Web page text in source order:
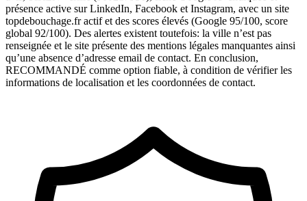
présence active sur LinkedIn, Facebook et Instagram, avec un site
topdebouchage.fr actif et des scores élevés (Google 95/100, score
global 92/100). Des alertes existent toutefois: la ville n’est pas
renseignée et le site présente des mentions légales manquantes ainsi
qu’une absence d’adresse email de contact. En conclusion,
RECOMMANDÉ comme option fiable, à condition de vérifier les
informations de localisation et les coordonnées de contact.